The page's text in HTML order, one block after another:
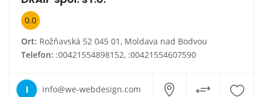
0.0
Ort: Rožňavská 52 045 01, Moldava nad Bodvou
Telefon: :00421554898152, :00421554607590
I info@we-webdesign.com